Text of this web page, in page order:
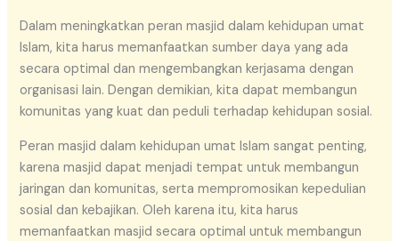
Dalam meningkatkan peran masjid dalam kehidupan umat
Islam, kita harus memanfaatkan sumber daya yang ada
secara optimal dan mengembangkan kerjasama dengan
organisasi lain. Dengan demikian, kita dapat membangun
komunitas yang kuat dan peduli terhadap kehidupan sosial.
Peran masjid dalam kehidupan umat Islam sangat penting,
karena masjid dapat menjadi tempat untuk membangun
jaringan dan komunitas, serta mempromosikan kepedulian
sosial dan kebajikan. Oleh karena itu, kita harus
memanfaatkan masjid secara optimal untuk membangun